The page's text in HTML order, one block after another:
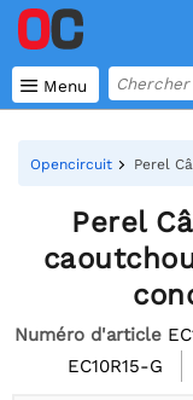
 Menu
Opencircuit Perel
Perel
Numéro d'article
EC10R15-G